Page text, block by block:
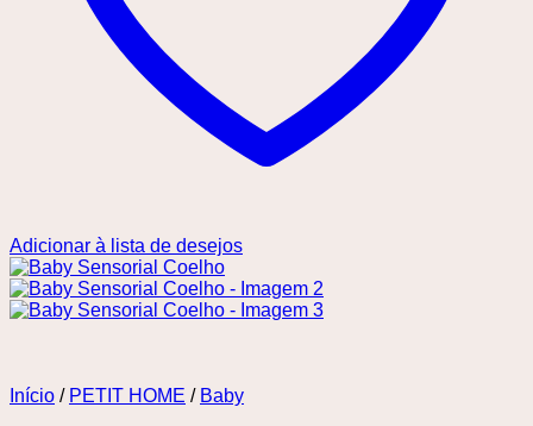
Adicionar à lista de desejos
Início / PETIT HOME / Baby